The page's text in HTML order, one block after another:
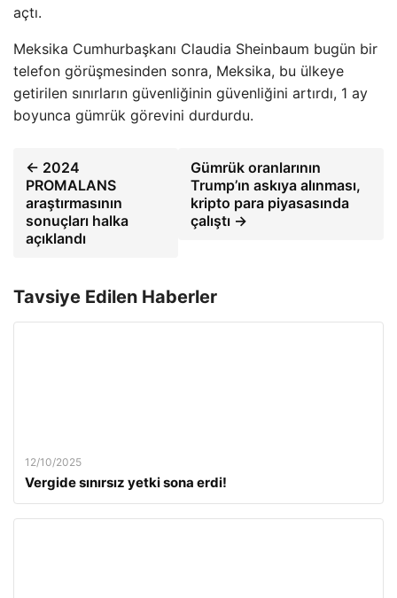
açtı.
Meksika Cumhurbaşkanı Claudia Sheinbaum bugün bir
telefon görüşmesinden sonra, Meksika, bu ülkeye
getirilen sınırların güvenliğinin güvenliğini artırdı, 1 ay
boyunca gümrük görevini durdurdu.
← 2024
PROMALANS
araştırmasının
sonuçları halka
açıklandı
Gümrük oranlarının
Trump’ın askıya alınması,
kripto para piyasasında
çalıştı →
Tavsiye Edilen Haberler
12/10/2025
Vergide sınırsız yetki sona erdi!